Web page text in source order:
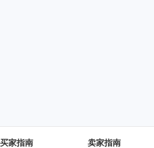
买家指南 卖家指南